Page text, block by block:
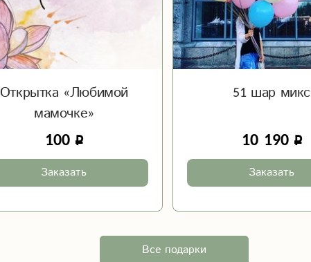
Открытка «Любимой
мамочке»
100
Заказать
51 шар микс
10 190
Заказать
Все подарки